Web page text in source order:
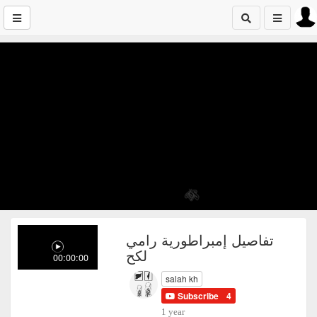
00:00:00
تفاصيل إمبراطورية رامي
لكح
salah kh
Subscribe 4
1 year